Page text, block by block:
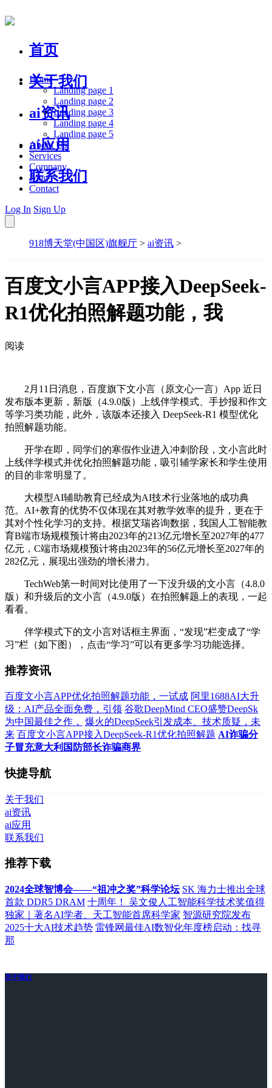
首页
关于我们
ai资讯
ai应用
联系我们
Home
Landing page 1
Landing page 2
Landing page 3
Landing page 4
Landing page 5
About Us
Services
Company
Blog
Contact
Log In Sign Up
918博天堂(中国区)旗舰厅 > ai资讯 >
百度文小言APP接入DeepSeek-
R1优化拍照解题功能，我
阅读
2月11日消息，百度旗下文小言（原文心一言）App 近日
发布版本更新，新版（4.9.0版）上线伴学模式、手抄报和作文
等学习类功能，此外，该版本还接入 DeepSeek-R1 模型优化
拍照解题功能。
开学在即，同学们的寒假作业进入冲刺阶段，文小言此时
上线伴学模式并优化拍照解题功能，吸引辅学家长和学生使用
的目的非常明显了。
大模型AI辅助教育已经成为AI技术行业落地的成功典
范。AI+教育的优势不仅体现在其对教学效率的提升，更在于
其对个性化学习的支持。根据艾瑞咨询数据，我国人工智能教
育B端市场规模预计将由2023年的213亿元增长至2027年的477
亿元，C端市场规模预计将由2023年的56亿元增长至2027年的
282亿元，展现出强劲的增长潜力。
TechWeb第一时间对比使用了一下没升级的文小言（4.8.0
版）和升级后的文小言（4.9.0版）在拍照解题上的表现，一起
看看。
伴学模式下的文小言对话框主界面，“发现”栏变成了“学
习”栏（如下图），点击“学习”可以有更多学习功能选择。
推荐资讯
百度文小言APP优化拍照解题功能，一试成 阿里1688AI大升
级：AI产品全面免费，引领 谷歌DeepMind CEO盛赞DeepSk
为中国最佳之作，
爆火的DeepSeek引发成本、技术质疑，未
来 百度文小言APP接入DeepSeek-R1优化拍照解题 AI诈骗分
子冒充意大利国防部长诈骗商界
快捷导航
关于我们
ai资讯
ai应用
联系我们
推荐下载
2024全球智博会——“祖冲之奖”科学论坛 SK 海力士推出全球
首款 DDR5 DRAM 十周年！ 吴文俊人工智能科学技术奖值得
独家｜著名AI学者、天工智能首席科学家 智源研究院发布
2025十大AI技术趋势 雷锋网最佳AI数智化年度榜启动：找寻
那
关于我们